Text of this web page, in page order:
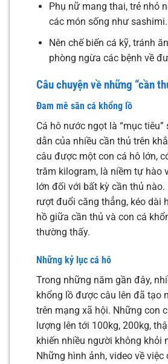
Phụ nữ mang thai, trẻ nhỏ
các món sống như sashimi.
Nên chế biến cá kỹ, tránh
phòng ngừa các bệnh về
Câu chuyện về những “cần
Đam mê săn cá khổng lồ
Cá hô nước ngọt là “mục tiêu”
dẫn của nhiều cần thủ trên
câu được một con cá hô lớn,
trăm kilogram, là niềm tự hào
lớn đối với bất kỳ cần thủ
rượt đuổi căng thẳng, kéo dài
hồ giữa cần thủ và con cá
thường thấy.
Những kỷ lục cá hô
Trong những năm gần đây,
khổng lồ được câu lên đã tạo
trên mạng xã hội. Những con
lượng lên tới 100kg, 200kg,
khiến nhiều người không khỏi
Những hình ảnh, video về việc